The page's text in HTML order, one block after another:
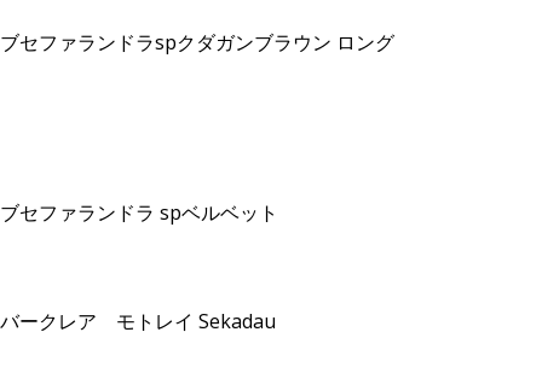
ブセファランドラspクダガンブラウン ロング
ブセファランドラ spベルベット
バークレア モトレイ Sekadau